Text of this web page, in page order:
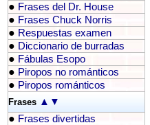
● Frases del Dr. House
● Frases Chuck Norris
● Respuestas examen
● Diccionario de burradas
● Fábulas Esopo
● Piropos no románticos
● Piropos románticos
Frases ▲ ▼
● Frases divertidas